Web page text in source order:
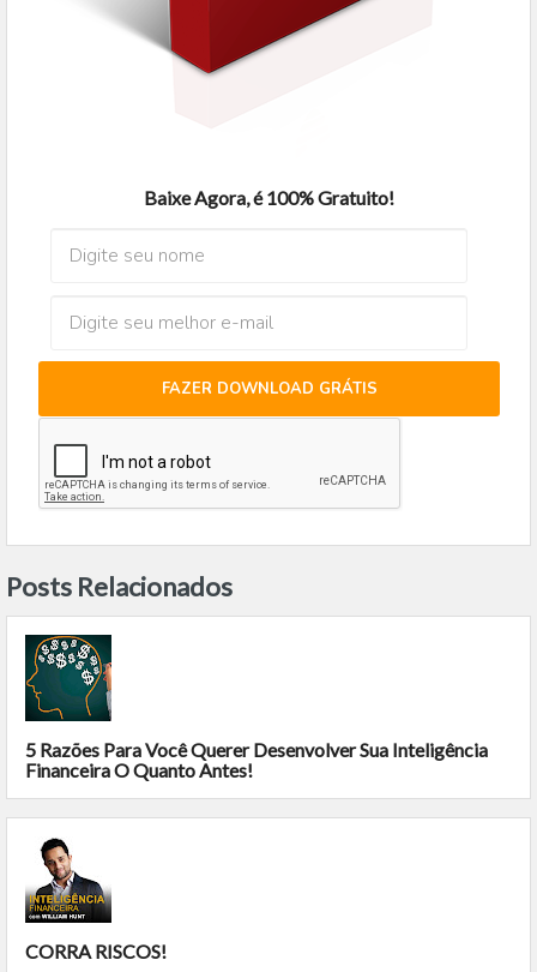
Baixe Agora, é 100% Gratuito!
FAZER DOWNLOAD GRÁTIS
Posts Relacionados
5 Razões Para Você Querer Desenvolver Sua Inteligência
Financeira O Quanto Antes!
CORRA RISCOS!